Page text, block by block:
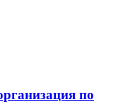
по